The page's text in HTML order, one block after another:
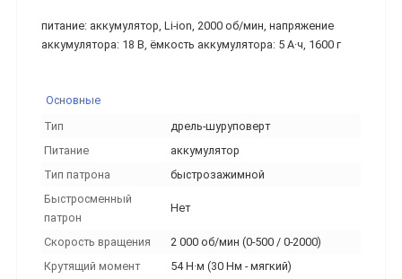
питание: аккумулятор, Li-ion, 2000 об/мин, напряжение
аккумулятора: 18 В, ёмкость аккумулятора: 5 А·ч, 1600 г
Основные
Тип
дрель-шуруповерт
Питание
аккумулятор
Тип патрона
быстрозажимной
Быстросменный
патрон
Нет
Скорость вращения
2 000 об/мин (0-500 / 0-2000)
Крутящий момент
54 Н·м (30 Нм - мягкий)